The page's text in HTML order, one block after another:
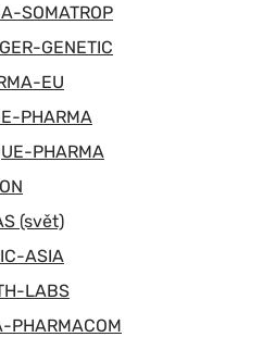
SOMATROP
GENETIC
EU
PHARMA
PHARMA
(svět)
ASIA
LABS
PHARMACOM